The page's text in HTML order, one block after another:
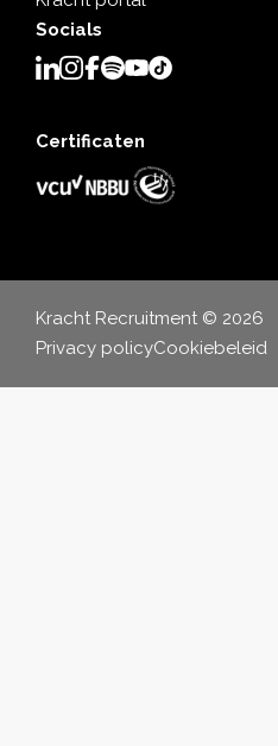
Socials
Certificaten
Kracht Recruitment © 2026
Privacy policyCookiebeleid